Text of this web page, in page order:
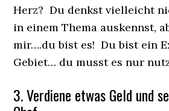
Herz? Du denkst vielleicht
in einem Thema auskennst,
mir….du bist es! Du bist ein
Gebiet… du musst es nur
3. Verdiene etwas Geld und